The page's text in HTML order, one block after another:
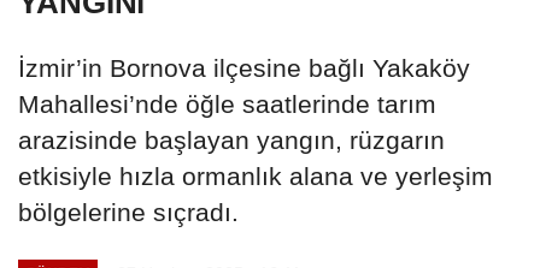
İzmir’in Bornova ilçesine bağlı Yakaköy
Mahallesi’nde öğle saatlerinde tarım
arazisinde başlayan yangın, rüzgarın
etkisiyle hızla ormanlık alana ve yerleşim
bölgelerine sıçradı.